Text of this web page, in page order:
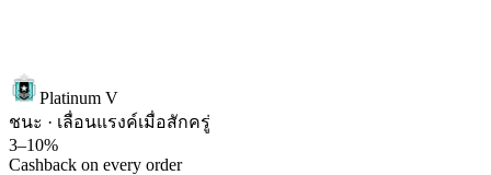
Platinum V
ชนะ · เลื่อนแรงค์เมื่อสักครู่
3–10%
Cashback on every order